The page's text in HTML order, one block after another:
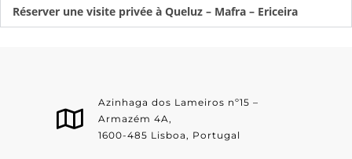
Réserver une visite privée à Queluz – Mafra – Ericeira
Azinhaga dos Lameiros nº15 –
Armazém 4A,
1600-485 Lisboa, Portugal